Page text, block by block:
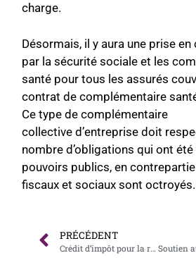
charge.
Désormais, il y aura une prise en
par la sécurité sociale et les
santé pour tous les assurés
contrat de complémentaire
Ce type de complémentaire
collectived’entreprise doit
nombre d’obligations qui ont
pouvoirs publics, en
fiscaux et sociaux sont octroyés.
PRÉCÉDENT
Crédit d’impôt pour la rénovation énergétique : éligibilité des TPE et PME